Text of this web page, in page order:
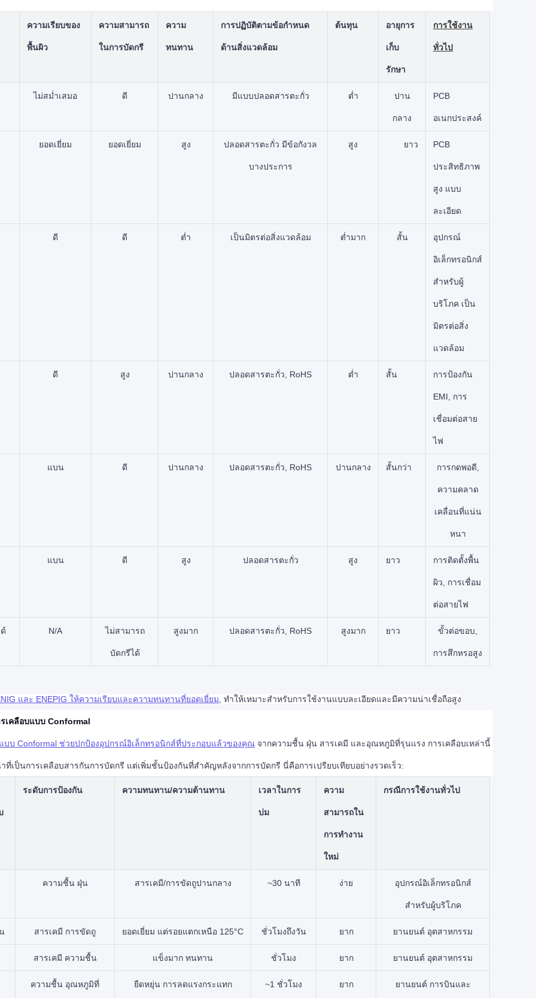
ความเรียบของ
พื้นผิว
ความสามารถ
ในการบัดกรี
ความ
ทนทาน
การปฏิบัติตามข้อกำหนด
ด้านสิ่งแวดล้อม
ต้นทุน อายุการ
เก็บ
รักษา
การใช้งาน
ทั่วไป
ไม่สม่ำเสมอ ดี ปานกลาง มีแบบปลอดสารตะกั่ว ต่ำ ปาน
กลาง
PCB
อเนกประสงค์
ยอดเยี่ยม ยอดเยี่ยม สูง ปลอดสารตะกั่ว มีข้อกังวล
บางประการ
สูง ยาว PCB
ประสิทธิภาพ
สูง แบบ
ละเอียด
ดี ดี ต่ำ เป็นมิตรต่อสิ่งแวดล้อม ต่ำมาก สั้น อุปกรณ์
อิเล็กทรอนิกส์
สำหรับผู้
บริโภค เป็น
มิตรต่อสิ่ง
แวดล้อม
ดี สูง ปานกลาง ปลอดสารตะกั่ว, RoHS ต่ำ สั้น การป้องกัน
EMI, การ
เชื่อมต่อสาย
ไฟ
แบน ดี ปานกลาง ปลอดสารตะกั่ว, RoHS ปานกลาง สั้นกว่า การกดพอดี,
ความคลาด
เคลื่อนที่แน่น
หนา
แบน ดี สูง ปลอดสารตะกั่ว สูง ยาว การติดตั้งพื้น
ผิว, การเชื่อม
ต่อสายไฟ
N/A ไม่สามารถ
บัดกรีได้
สูงมาก ปลอดสารตะกั่ว, RoHS สูงมาก ยาว ขั้วต่อขอบ,
การสึกหรอสูง
และ ENEPIG ให้ความเรียบและความทนทานที่ยอดเยี่ยม, ทำให้เหมาะสำหรับการใช้งานแบบละเอียดและมีความน่าเชื่อถือสูง
เคลือบแบบ Conformal
บบ Conformal ช่วยปกป้องอุปกรณ์อิเล็กทรอนิกส์ที่ประกอบแล้วของคุณ จากความชื้น ฝุ่น สารเคมี และอุณหภูมิที่รุนแรง การเคลือบเหล่านี้
ที่เป็นการเคลือบสารกันการบัดกรี แต่เพิ่มชั้นป้องกันที่สำคัญหลังจากการบัดกรี นี่คือการเปรียบเทียบอย่างรวดเร็ว:
ระดับการป้องกัน ความทนทาน/ความต้านทาน เวลาในการ
บ่ม
ความ
สามารถใน
การทำงาน
ใหม่
กรณีการใช้งานทั่วไป
ความชื้น ฝุ่น สารเคมี/การขัดถูปานกลาง ~30 นาที ง่าย อุปกรณ์อิเล็กทรอนิกส์
สำหรับผู้บริโภค
สารเคมี การขัดถู ยอดเยี่ยม แต่รอยแตกเหนือ 125°C ชั่วโมงถึงวัน ยาก ยานยนต์ อุตสาหกรรม
สารเคมี ความชื้น แข็งมาก ทนทาน ชั่วโมง ยาก ยานยนต์ อุตสาหกรรม
ความชื้น อุณหภูมิที่ ยืดหยุ่น การลดแรงกระแทก ~1 ชั่วโมง ยาก ยานยนต์ การบินและ